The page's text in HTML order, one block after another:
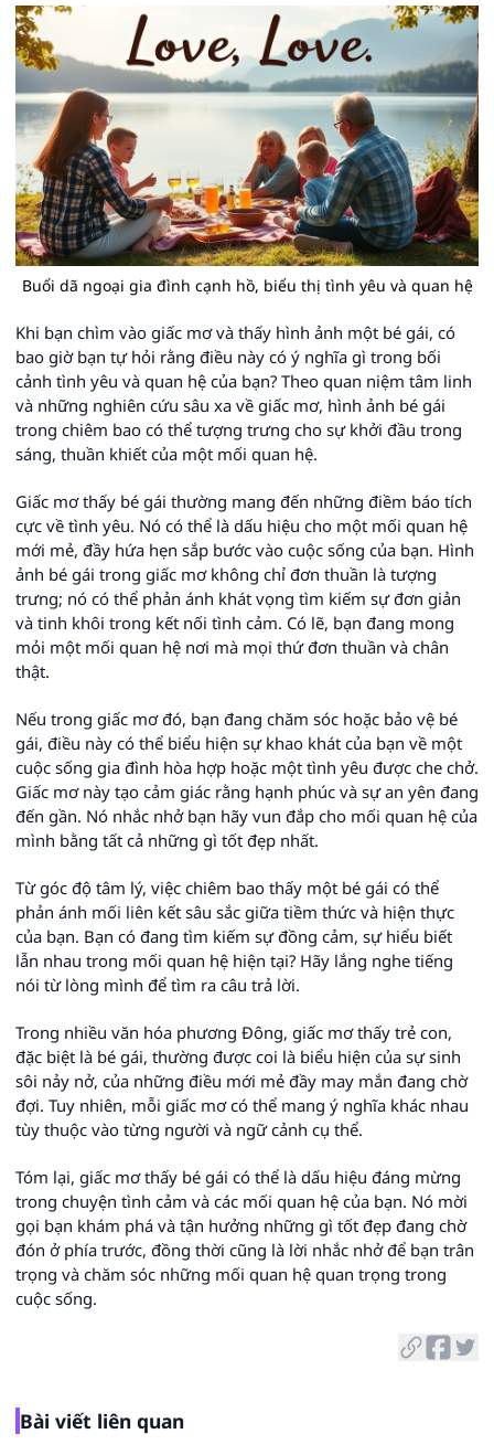
Buổi dã ngoại gia đình cạnh hồ, biểu thị tình yêu và quan hệ
Khi bạn chìm vào giấc mơ và thấy hình ảnh một bé gái, có
bao giờ bạn tự hỏi rằng điều này có ý nghĩa gì trong bối
cảnh tình yêu và quan hệ của bạn? Theo quan niệm tâm linh
và những nghiên cứu sâu xa về giấc mơ, hình ảnh bé gái
trong chiêm bao có thể tượng trưng cho sự khởi đầu trong
sáng, thuần khiết của một mối quan hệ.
Giấc mơ thấy bé gái thường mang đến những điềm báo tích
cực về tình yêu. Nó có thể là dấu hiệu cho một mối quan hệ
mới mẻ, đầy hứa hẹn sắp bước vào cuộc sống của bạn. Hình
ảnh bé gái trong giấc mơ không chỉ đơn thuần là tượng
trưng; nó có thể phản ánh khát vọng tìm kiếm sự đơn giản
và tinh khôi trong kết nối tình cảm. Có lẽ, bạn đang mong
mỏi một mối quan hệ nơi mà mọi thứ đơn thuần và chân
thật.
Nếu trong giấc mơ đó, bạn đang chăm sóc hoặc bảo vệ bé
gái, điều này có thể biểu hiện sự khao khát của bạn về một
cuộc sống gia đình hòa hợp hoặc một tình yêu được che chở.
Giấc mơ này tạo cảm giác rằng hạnh phúc và sự an yên đang
đến gần. Nó nhắc nhở bạn hãy vun đắp cho mối quan hệ của
mình bằng tất cả những gì tốt đẹp nhất.
Từ góc độ tâm lý, việc chiêm bao thấy một bé gái có thể
phản ánh mối liên kết sâu sắc giữa tiềm thức và hiện thực
của bạn. Bạn có đang tìm kiếm sự đồng cảm, sự hiểu biết
lẫn nhau trong mối quan hệ hiện tại? Hãy lắng nghe tiếng
nói từ lòng mình để tìm ra câu trả lời.
Trong nhiều văn hóa phương Đông, giấc mơ thấy trẻ con,
đặc biệt là bé gái, thường được coi là biểu hiện của sự sinh
sôi nảy nở, của những điều mới mẻ đầy may mắn đang chờ
đợi. Tuy nhiên, mỗi giấc mơ có thể mang ý nghĩa khác nhau
tùy thuộc vào từng người và ngữ cảnh cụ thể.
Tóm lại, giấc mơ thấy bé gái có thể là dấu hiệu đáng mừng
trong chuyện tình cảm và các mối quan hệ của bạn. Nó mời
gọi bạn khám phá và tận hưởng những gì tốt đẹp đang chờ
đón ở phía trước, đồng thời cũng là lời nhắc nhở để bạn trân
trọng và chăm sóc những mối quan hệ quan trọng trong
cuộc sống.
Bài viết liên quan